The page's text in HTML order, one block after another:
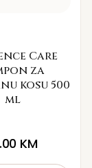
Care
za
kosu 500
ml
KM